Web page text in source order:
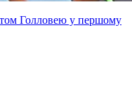
Голловею у першому